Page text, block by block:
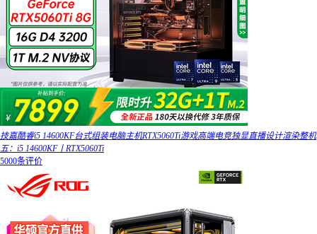
技嘉酷睿i5 14600KF台式组装电脑主机RTX5060Ti游戏高端电竞独显直播设计渲染整机
五：i5 14600KF丨RTX5060Ti
5000条评价